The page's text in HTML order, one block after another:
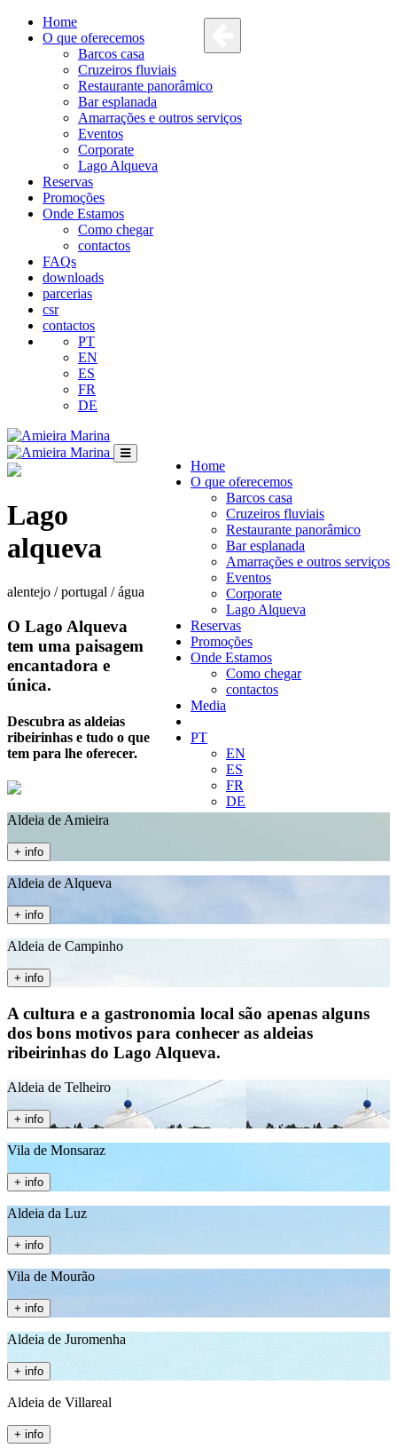
Home
O que oferecemos
Barcos casa
Cruzeiros fluviais
Restaurante panorâmico
Bar esplanada
Amarrações e outros serviços
Eventos
Corporate
Lago Alqueva
Reservas
Promoções
Onde Estamos
Como chegar
contactos
FAQs
downloads
parcerias
csr
contactos
PT
EN
ES
FR
DE
Home
O que oferecemos
Barcos casa
Cruzeiros fluviais
Restaurante panorâmico
Bar esplanada
Amarrações e outros serviços
Eventos
Corporate
Lago Alqueva
Reservas
Promoções
Onde Estamos
Como chegar
contactos
Media
PT
EN
ES
FR
DE
Lago
alqueva
alentejo / portugal / água
O Lago Alqueva
tem uma paisagem
encantadora e
única.
Descubra as aldeias
ribeirinhas e tudo o que
tem para lhe oferecer.
Aldeia de Amieira
+ info
Aldeia de Alqueva
+ info
Aldeia de Campinho
+ info
A cultura e a gastronomia local são apenas alguns
dos bons motivos para conhecer as aldeias
ribeirinhas do Lago Alqueva.
Aldeia de Telheiro
+ info
Vila de Monsaraz
+ info
Aldeia da Luz
+ info
Vila de Mourão
+ info
Aldeia de Juromenha
+ info
Aldeia de Villareal
+ info